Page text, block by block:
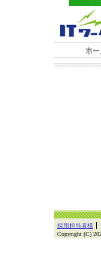
採用担当者様
Copyright (C)